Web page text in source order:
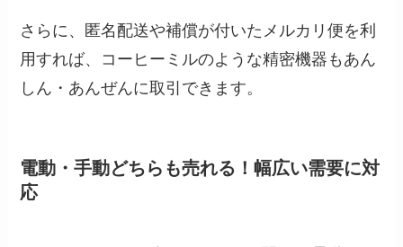
さらに、匿名配送や補償が付いたメルカリ便を利
用すれば、コーヒーミルのような精密機器もあん
しん・あんぜんに取引できます。
電動・手動どちらも売れる！幅広い需要に対
応